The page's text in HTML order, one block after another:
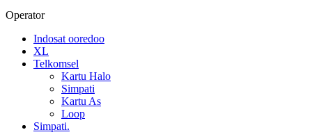
Operator
Indosat ooredoo
XL
Telkomsel
Kartu Halo
Simpati
Kartu As
Loop
Simpati.